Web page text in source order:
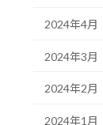
2024年4月
2024年3月
2024年2月
2024年1月